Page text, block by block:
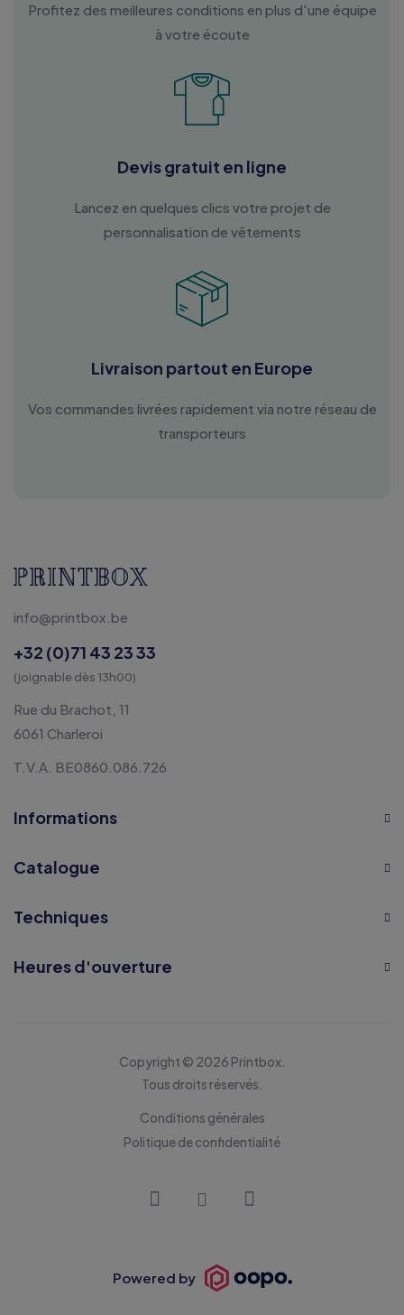
Profitez des meilleures conditions en plus d'une équipe
à votre écoute
Devis gratuit en ligne
Lancez en quelques clics votre projet de
personnalisation de vêtements
Livraison partout en Europe
Vos commandes livrées rapidement via notre réseau de
transporteurs
info@printbox.be
+32 (0)71 43 23 33
(joignable dès 13h00)
Rue du Brachot, 11
6061 Charleroi
T.V.A. BE0860.086.726
Informations
Catalogue
Techniques
Heures d'ouverture
Copyright © 2026 Printbox.
Tous droits réservés.
Conditions générales
Politique de confidentialité
Powered by